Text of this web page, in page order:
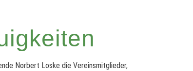
Norbert Loske die Vereinsmitglieder,